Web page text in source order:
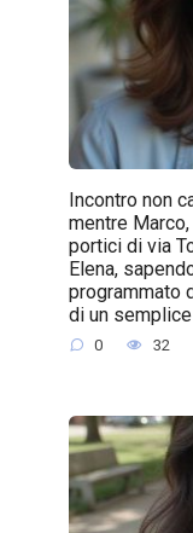
Incontro non
mentre
portici di via
Elena,
programmato
di un
0 32